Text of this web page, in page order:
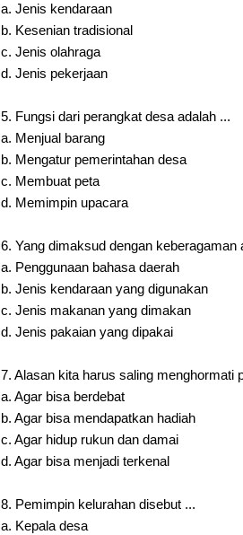
a. Jenis kendaraan
b. Kesenian tradisional
c. Jenis olahraga
d. Jenis pekerjaan
5. Fungsi dari perangkat desa adalah ...
a. Menjual barang
b. Mengatur pemerintahan desa
c. Membuat peta
d. Memimpin upacara
6. Yang dimaksud dengan
a. Penggunaan bahasa daerah
b. Jenis kendaraan yang digunakan
c. Jenis makanan yang dimakan
d. Jenis pakaian yang dipakai
7. Alasan kita harus saling menghormati
a. Agar bisa berdebat
b. Agar bisa mendapatkan hadiah
c. Agar hidup rukun dan damai
d. Agar bisa menjadi terkenal
8. Pemimpin kelurahan disebut ...
a. Kepala desa